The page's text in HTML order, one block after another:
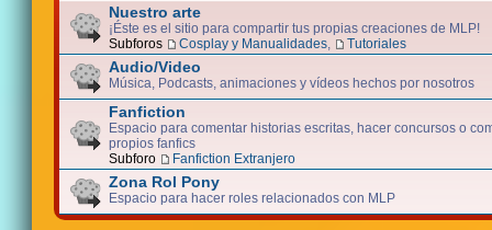
Nuestro arte
¡Éste es el sitio para compartir tus propias creaciones de MLP!
Subforos
Cosplay y Manualidades Tutoriales
Audio/Video
Música, Podcasts, animaciones y vídeos hechos por nosotros
Fanfiction
Espacio para comentar historias escritas, hacer concursos o
propios fanfics
Subforo
Fanfiction Extranjero
Zona Rol Pony
Espacio para hacer roles relacionados con MLP